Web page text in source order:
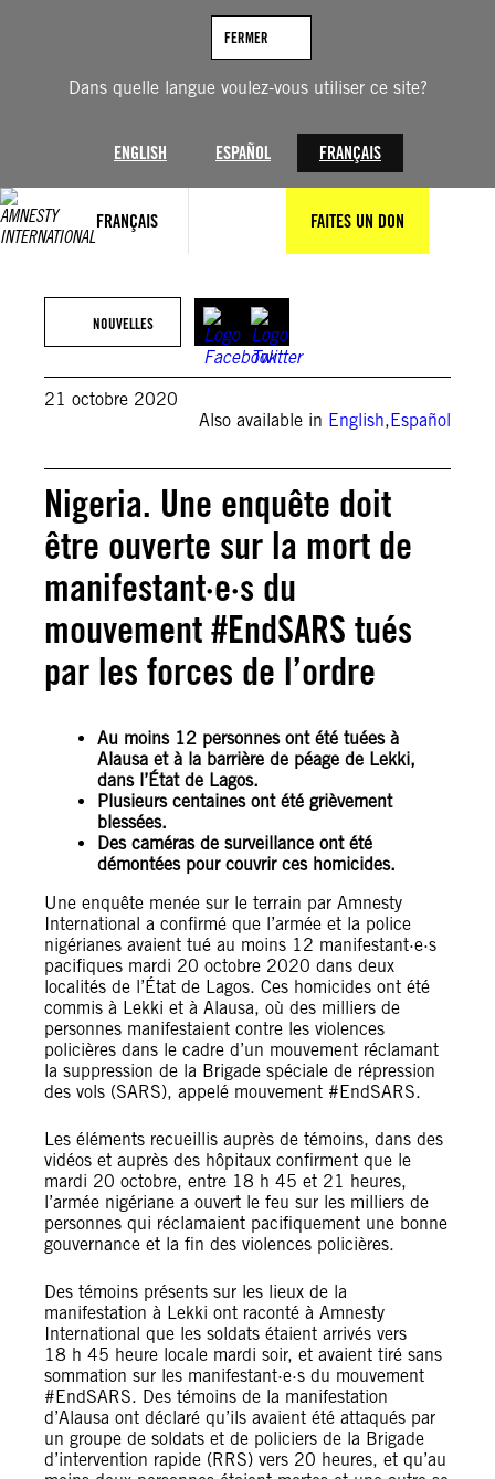
Dans quelle langue voulez-vous utiliser ce site?
ENGLISH ESPAÑOL FRANÇAIS
FERMER
FRANÇAIS FAITES UN DON
NOUVELLES
21 octobre 2020
Also available in English,Español
Nigeria. Une enquête doit
être ouverte sur la mort de
manifestant·e·s du
mouvement #EndSARS tués
par les forces de l’ordre
Au moins 12 personnes ont été tuées à
Alausa et à la barrière de péage de Lekki,
dans l’État de Lagos.
Plusieurs centaines ont été grièvement
blessées.
Des caméras de surveillance ont été
démontées pour couvrir ces homicides.
Une enquête menée sur le terrain par Amnesty
International a confirmé que l’armée et la police
nigérianes avaient tué au moins 12 manifestant·e·s
pacifiques mardi 20 octobre 2020 dans deux
localités de l’État de Lagos. Ces homicides ont été
commis à Lekki et à Alausa, où des milliers de
personnes manifestaient contre les violences
policières dans le cadre d’un mouvement réclamant
la suppression de la Brigade spéciale de répression
des vols (SARS), appelé mouvement #EndSARS.
Les éléments recueillis auprès de témoins, dans des
vidéos et auprès des hôpitaux confirment que le
mardi 20 octobre, entre 18 h 45 et 21 heures,
l’armée nigériane a ouvert le feu sur les milliers de
personnes qui réclamaient pacifiquement une bonne
gouvernance et la fin des violences policières.
Des témoins présents sur les lieux de la
manifestation à Lekki ont raconté à Amnesty
International que les soldats étaient arrivés vers
18 h 45 heure locale mardi soir, et avaient tiré sans
sommation sur les manifestant·e·s du mouvement
#EndSARS. Des témoins de la manifestation
d’Alausa ont déclaré qu’ils avaient été attaqués par
un groupe de soldats et de policiers de la Brigade
d’intervention rapide (RRS) vers 20 heures, et qu’au